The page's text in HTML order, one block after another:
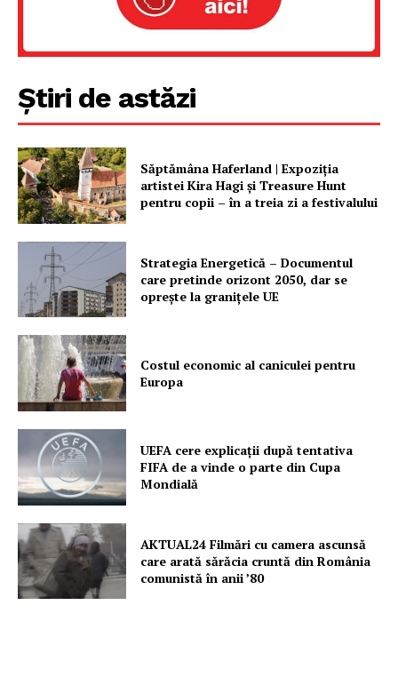
Știri de astăzi
Săptămâna Haferland | Expoziţia
artistei Kira Hagi şi Treasure Hunt
pentru copii – în a treia zi a festivalului
Strategia Energetică – Documentul
care pretinde orizont 2050, dar se
oprește la granițele UE
Costul economic al caniculei pentru
Europa
UEFA cere explicații după tentativa
FIFA de a vinde o parte din Cupa
Mondială
AKTUAL24 Filmări cu camera ascunsă
care arată sărăcia cruntă din România
comunistă în anii ’80